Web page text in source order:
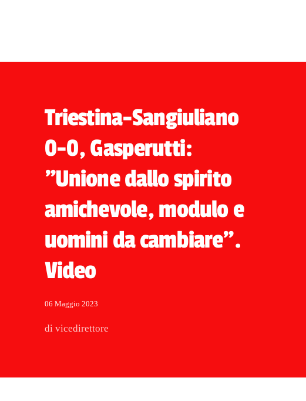
Triestina-Sangiuliano
0-0, Gasperutti:
"Unione dallo spirito
amichevole, modulo e
uomini da cambiare".
Video
06 Maggio 2023
di vicedirettore